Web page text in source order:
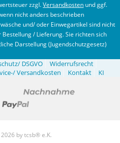
zzgl.Versandkosten und ggf.
nicht anders beschrieben
und/ oder Einwegartikel sind nicht
/ Lieferung. Sie richten sich
Darstellung (Jugendschutzgesetz)
DSGVO
Widerrufsrecht
Versandkosten Kontakt KI
by tcsb® e.K.